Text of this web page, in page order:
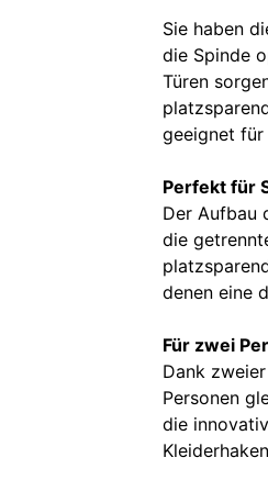
Sie haben
die Spinde
Türen
geeignet
Perfekt für
Der Aufbau
die
denen eine
Für zwei
Dank
Personen
die